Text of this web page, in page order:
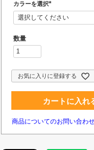
カラーを選択
(
必
須
お気に入りに登録する
カートに入れ
商品についてのお問い合わ